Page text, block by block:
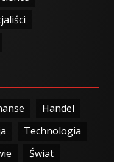
Handel
Technologia
Świat